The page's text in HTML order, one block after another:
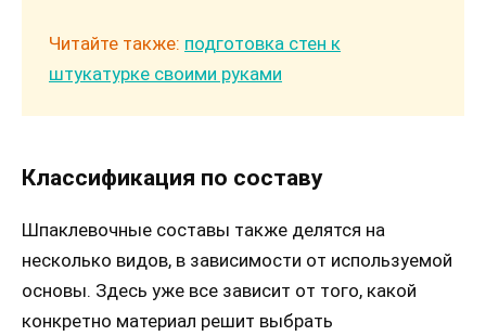
Читайте также: подготовка стен к
штукатурке своими руками
Классификация по составу
Шпаклевочные составы также делятся на
несколько видов, в зависимости от используемой
основы. Здесь уже все зависит от того, какой
конкретно материал решит выбрать